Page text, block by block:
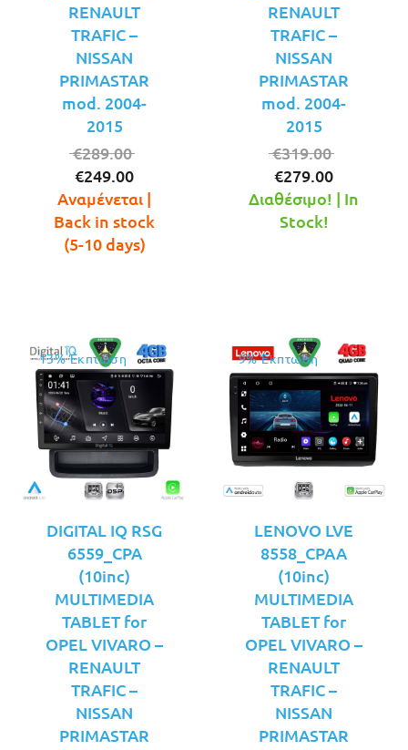
RENAULT
TRAFIC –
NISSAN
PRIMASTAR
mod. 2004-
2015
€289.00
was:
€289.00.
€249.00
τρέχουσα
τιμή
είναι:
Αναμένεται |
Back in stock
(5-10 days)
RENAULT
TRAFIC –
NISSAN
PRIMASTAR
mod. 2004-
2015
€319.00
was:
€279.00
τρέχουσα
Διαθέσιμο! | In
Stock!
13% Έκπτωση
DIGITAL IQ RSG
6559_CPA
(10inc)
MULTIMEDIA
TABLET for
OPEL VIVARO –
RENAULT
TRAFIC –
NISSAN
PRIMASTAR
9% Έκπτωση
LENOVO LVE
8558_CPAA
(10inc)
MULTIMEDIA
TABLET for
OPEL VIVARO –
RENAULT
TRAFIC –
NISSAN
PRIMASTAR